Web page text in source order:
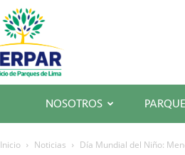
SERPAR
–
Servicio
de
Parques
de
NOSOTROS
Inicio Noticias Día Mundial del Niño: